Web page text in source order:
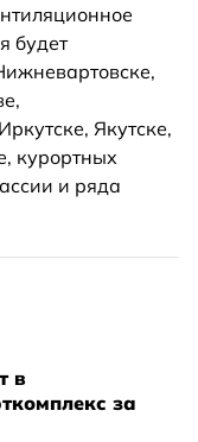
будет
Якутске,
курортных
и ряда
в
за